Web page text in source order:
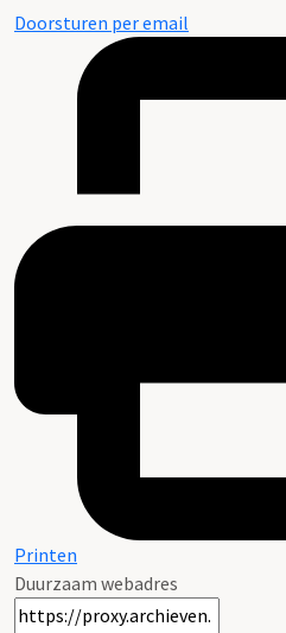
Doorsturen per email
Printen
Duurzaam webadres